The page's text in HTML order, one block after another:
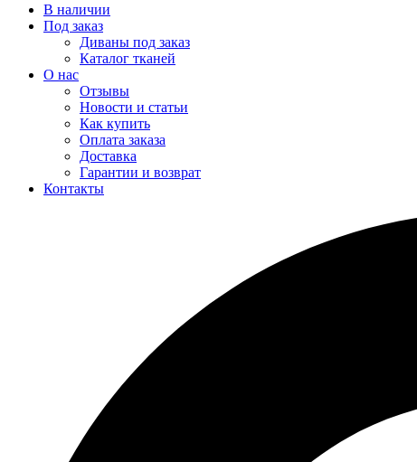
В наличии
Под заказ
Диваны под заказ
Каталог тканей
О нас
Отзывы
Новости и статьи
Как купить
Оплата заказа
Доставка
Гарантии и возврат
Контакты